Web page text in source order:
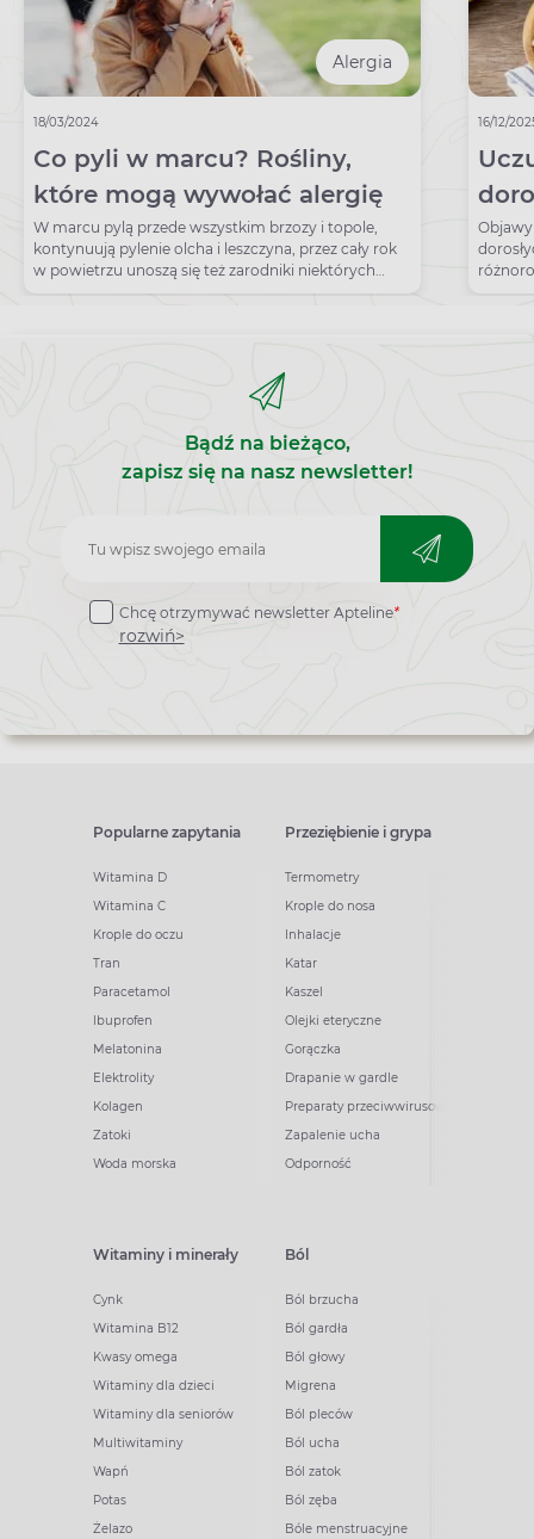
Alergia
18/03/2024
Co pyli w marcu? Rośliny,
które mogą wywołać alergię
W marcu pylą przede wszystkim brzozy i topole,
kontynuują pylenie olcha i leszczyna, przez cały rok
w powietrzu unoszą się też zarodniki niektórych
grzybów.
16/12/
Bądź na bieżąco,
zapisz się na nasz newsletter!
Zapisz
do
newslettera
Chcę otrzymywać newsletter Apteline*
rozwiń>
Popularne zapytania
Witamina D
Witamina C
Krople do oczu
Tran
Paracetamol
Ibuprofen
Melatonina
Elektrolity
Kolagen
Zatoki
Woda morska
Przeziębienie i grypa
Termometry
Krople do nosa
Inhalacje
Katar
Kaszel
Olejki eteryczne
Gorączka
Drapanie w gardle
Preparaty przeciwwirusowe
Zapalenie ucha
Odporność
Witaminy i minerały
Cynk
Witamina B12
Kwasy omega
Witaminy dla dzieci
Witaminy dla seniorów
Multiwitaminy
Wapń
Potas
Żelazo
Ból
Ból brzucha
Ból gardła
Ból głowy
Migrena
Ból pleców
Ból ucha
Ból zatok
Ból zęba
Bóle menstruacyjne